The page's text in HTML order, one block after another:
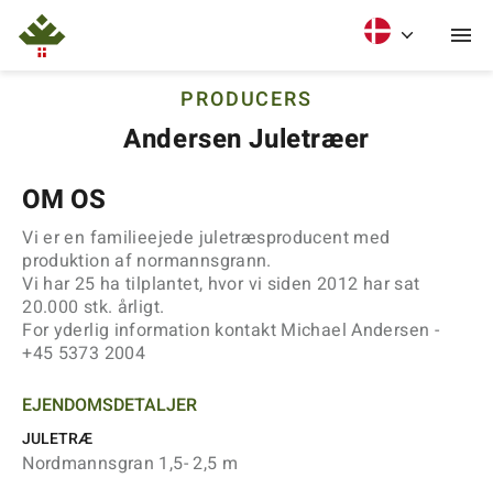
PRODUCERS
Andersen Juletræer
OM OS
Vi er en familieejede juletræsproducent med
produktion af normannsgrann.
Vi har 25 ha tilplantet, hvor vi siden 2012 har sat
20.000 stk. årligt.
For yderlig information kontakt Michael Andersen -
+45 5373 2004
EJENDOMSDETALJER
JULETRÆ
Nordmannsgran 1,5- 2,5 m